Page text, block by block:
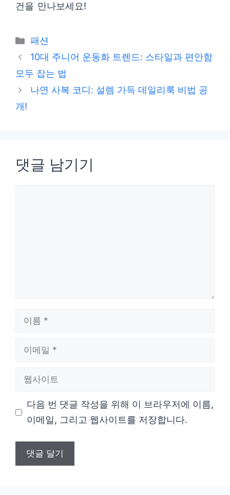
건을 만나보세요!
카
테
리
패션
10대 주니어 운동화 트렌드: 스타일과 편안함
모두 잡는 법
나연 사복 코디: 설렘 가득 데일리룩 비법 공
개!
댓글 남기기
다음 번 댓글 작성을 위해 이 브라우저에 이름,
이메일, 그리고 웹사이트를 저장합니다.